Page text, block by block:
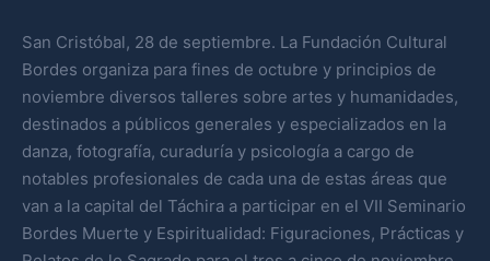
San Cristóbal, 28 de septiembre. La Fundación Cultural
Bordes organiza para fines de octubre y principios de
noviembre diversos talleres sobre artes y humanidades,
destinados a públicos generales y especializados en la
danza, fotografía, curaduría y psicología a cargo de
notables profesionales de cada una de estas áreas que
van a la capital del Táchira a participar en el VII Seminario
Bordes Muerte y Espiritualidad: Figuraciones, Prácticas y